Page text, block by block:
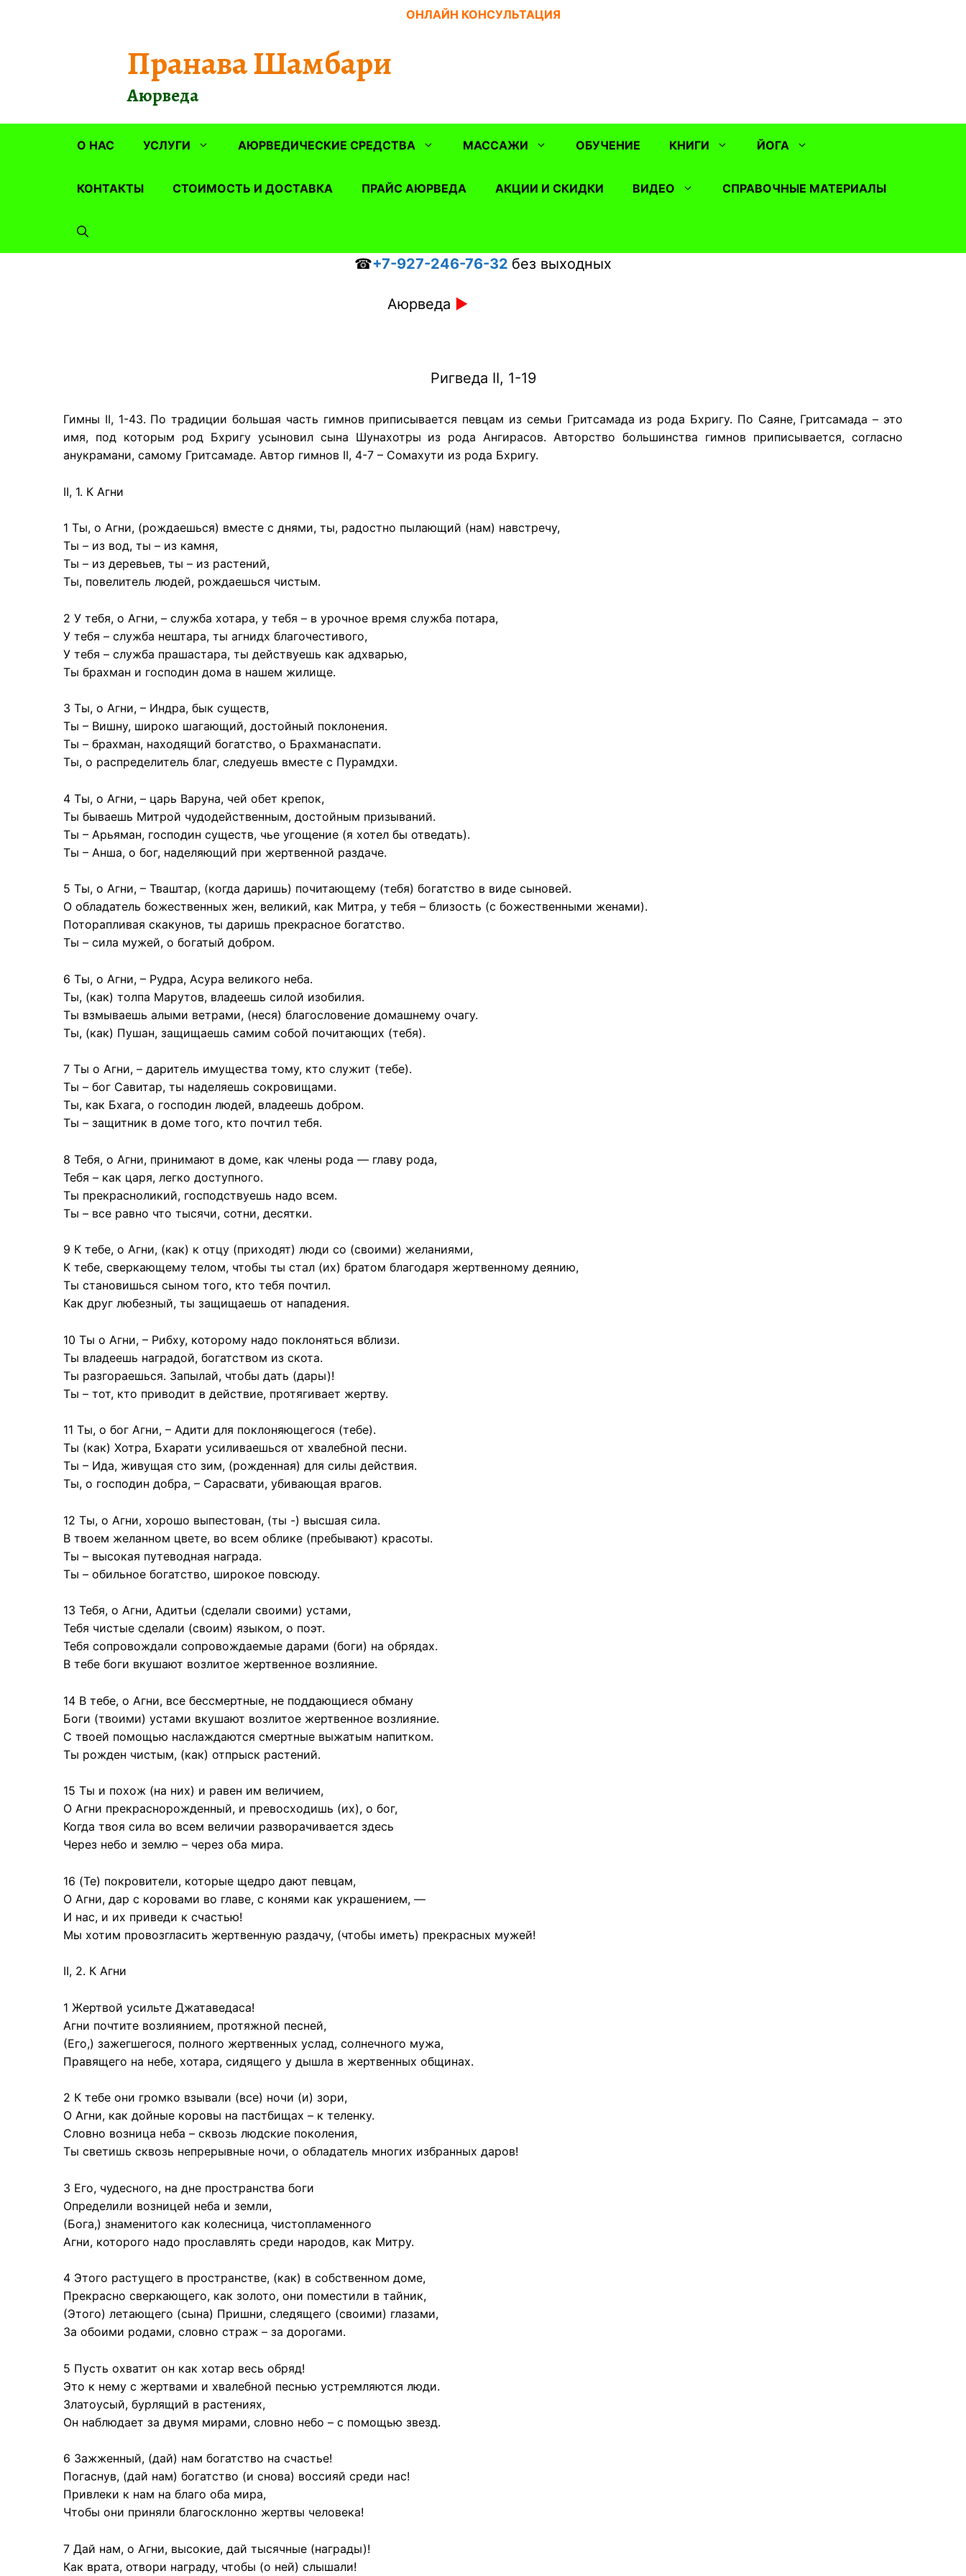
ОНЛАЙН КОНСУЛЬТАЦИЯ
Пранава Шамбари
Аюрведа
О НАС УСЛУГИ АЮРВЕДИЧЕСКИЕ СРЕДСТВА МАССАЖИ ОБУЧЕНИЕ КНИГИ ЙОГА
КОНТАКТЫ СТОИМОСТЬ И ДОСТАВКА ПРАЙС АЮРВЕДА АКЦИИ И СКИДКИ ВИДЕО СПРАВОЧНЫЕ МАТЕРИАЛЫ
☎+7-927-246-76-32 без выходных
Аюрведа ►
Ригведа II, 1-19
Гимны II, 1-43. По традиции большая часть гимнов приписывается певцам из семьи Гритсамада из рода Бхригу. По Саяне, Гритсамада – это
имя, под которым род Бхригу усыновил сына Шунахотры из рода Ангирасов. Авторство большинства гимнов приписывается, согласно
анукрамани, самому Гритсамаде. Автор гимнов II, 4-7 – Сомахути из рода Бхригу.
II, 1. К Агни
1 Ты, о Агни, (рождаешься) вместе с днями, ты, радостно пылающий (нам) навстречу,
Ты – из вод, ты – из камня,
Ты – из деревьев, ты – из растений,
Ты, повелитель людей, рождаешься чистым.
2 У тебя, о Агни, – служба хотара, у тебя – в урочное время служба потара,
У тебя – служба нештара, ты агнидх благочестивого,
У тебя – служба прашастара, ты действуешь как адхварью,
Ты брахман и господин дома в нашем жилище.
3 Ты, о Агни, – Индра, бык существ,
Ты – Вишну, широко шагающий, достойный поклонения.
Ты – брахман, находящий богатство, о Брахманаспати.
Ты, о распределитель благ, следуешь вместе с Пурамдхи.
4 Ты, о Агни, – царь Варуна, чей обет крепок,
Ты бываешь Митрой чудодейственным, достойным призываний.
Ты – Арьяман, господин существ, чье угощение (я хотел бы отведать).
Ты – Анша, о бог, наделяющий при жертвенной раздаче.
5 Ты, о Агни, – Тваштар, (когда даришь) почитающему (тебя) богатство в виде сыновей.
О обладатель божественных жен, великий, как Митра, у тебя – близость (с божественными женами).
Поторапливая скакунов, ты даришь прекрасное богатство.
Ты – сила мужей, о богатый добром.
6 Ты, о Агни, – Рудра, Асура великого неба.
Ты, (как) толпа Марутов, владеешь силой изобилия.
Ты взмываешь алыми ветрами, (неся) благословение домашнему очагу.
Ты, (как) Пушан, защищаешь самим собой почитающих (тебя).
7 Ты о Агни, – даритель имущества тому, кто служит (тебе).
Ты – бог Савитар, ты наделяешь сокровищами.
Ты, как Бхага, о господин людей, владеешь добром.
Ты – защитник в доме того, кто почтил тебя.
8 Тебя, о Агни, принимают в доме, как члены рода — главу рода,
Тебя – как царя, легко доступного.
Ты прекрасноликий, господствуешь надо всем.
Ты – все равно что тысячи, сотни, десятки.
9 К тебе, о Агни, (как) к отцу (приходят) люди со (своими) желаниями,
К тебе, сверкающему телом, чтобы ты стал (их) братом благодаря жертвенному деянию,
Ты становишься сыном того, кто тебя почтил.
Как друг любезный, ты защищаешь от нападения.
10 Ты о Агни, – Рибху, которому надо поклоняться вблизи.
Ты владеешь наградой, богатством из скота.
Ты разгораешься. Запылай, чтобы дать (дары)!
Ты – тот, кто приводит в действие, протягивает жертву.
11 Ты, о бог Агни, – Адити для поклоняющегося (тебе).
Ты (как) Хотра, Бхарати усиливаешься от хвалебной песни.
Ты – Ида, живущая сто зим, (рожденная) для силы действия.
Ты, о господин добра, – Сарасвати, убивающая врагов.
12 Ты, о Агни, хорошо выпестован, (ты -) высшая сила.
В твоем желанном цвете, во всем облике (пребывают) красоты.
Ты – высокая путеводная награда.
Ты – обильное богатство, широкое повсюду.
13 Тебя, о Агни, Адитьи (сделали своими) устами,
Тебя чистые сделали (своим) языком, о поэт.
Тебя сопровождали сопровождаемые дарами (боги) на обрядах.
В тебе боги вкушают возлитое жертвенное возлияние.
14 В тебе, о Агни, все бессмертные, не поддающиеся обману
Боги (твоими) устами вкушают возлитое жертвенное возлияние.
С твоей помощью наслаждаются смертные выжатым напитком.
Ты рожден чистым, (как) отпрыск растений.
15 Ты и похож (на них) и равен им величием,
О Агни прекраснорожденный, и превосходишь (их), о бог,
Когда твоя сила во всем величии разворачивается здесь
Через небо и землю – через оба мира.
16 (Те) покровители, которые щедро дают певцам,
О Агни, дар с коровами во главе, с конями как украшением, —
И нас, и их приведи к счастью!
Мы хотим провозгласить жертвенную раздачу, (чтобы иметь) прекрасных мужей!
II, 2. К Агни
1 Жертвой усильте Джатаведаса!
Агни почтите возлиянием, протяжной песней,
(Его,) зажегшегося, полного жертвенных услад, солнечного мужа,
Правящего на небе, хотара, сидящего у дышла в жертвенных общинах.
2 К тебе они громко взывали (все) ночи (и) зори,
О Агни, как дойные коровы на пастбищах – к теленку.
Словно возница неба – сквозь людские поколения,
Ты светишь сквозь непрерывные ночи, о обладатель многих избранных даров!
3 Его, чудесного, на дне пространства боги
Определили возницей неба и земли,
(Бога,) знаменитого как колесница, чистопламенного
Агни, которого надо прославлять среди народов, как Митру.
4 Этого растущего в пространстве, (как) в собственном доме,
Прекрасно сверкающего, как золото, они поместили в тайник,
(Этого) летающего (сына) Пришни, следящего (своими) глазами,
За обоими родами, словно страж – за дорогами.
5 Пусть охватит он как хотар весь обряд!
Это к нему с жертвами и хвалебной песнью устремляются люди.
Златоусый, бурлящий в растениях,
Он наблюдает за двумя мирами, словно небо – с помощью звезд.
6 Зажженный, (дай) нам богатство на счастье!
Погаснув, (дай нам) богатство (и снова) воссияй среди нас!
Привлеки к нам на благо оба мира,
Чтобы они приняли благосклонно жертвы человека!
7 Дай нам, о Агни, высокие, дай тысячные (награды)!
Как врата, отвори награду, чтобы (о ней) слышали!